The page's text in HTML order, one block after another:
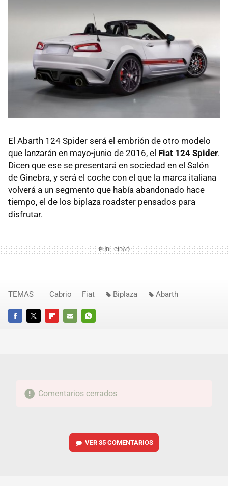
El Abarth 124 Spider será el embrión de otro modelo
que lanzarán en mayo-junio de 2016, el Fiat 124 Spider.
Dicen que ese se presentará en sociedad en el Salón
de Ginebra, y será el coche con el que la marca italiana
volverá a un segmento que había abandonado hace
tiempo, el de los biplaza roadster pensados para
disfrutar.
FACEBOOKTWITTERFLIPBOARD
E-
WHATSAPP
TEMAS Cabrio Fiat Biplaza Abarth
Comentarios cerrados
VER 35 COMENTARIOS